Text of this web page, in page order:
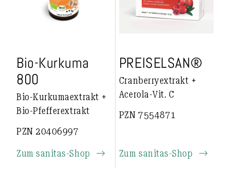
Bio-Kurkuma
800
Bio-Kurkumaextrakt +
Bio-Pfefferextrakt
PZN 20406997
Zum sanitas-Shop
PREISELSAN®
Cranberryextrakt +
Acerola-Vit. C
PZN 7554871
Zum sanitas-Shop